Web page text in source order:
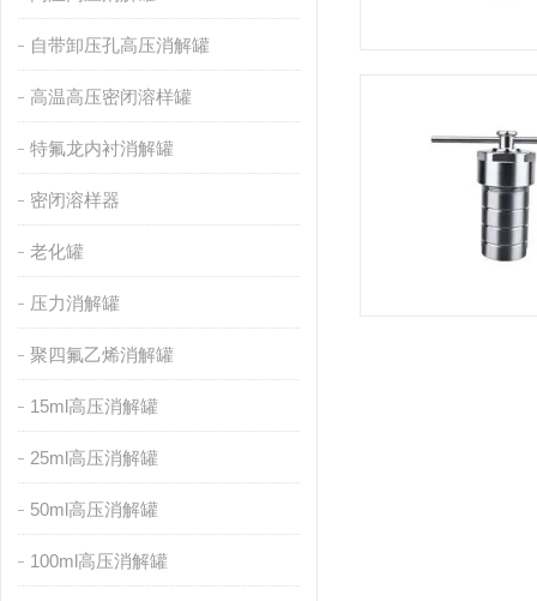
自带卸压孔高压消解罐
高温高压密闭溶样罐
特氟龙内衬消解罐
密闭溶样器
老化罐
压力消解罐
聚四氟乙烯消解罐
15ml高压消解罐
25ml高压消解罐
50ml高压消解罐
100ml高压消解罐